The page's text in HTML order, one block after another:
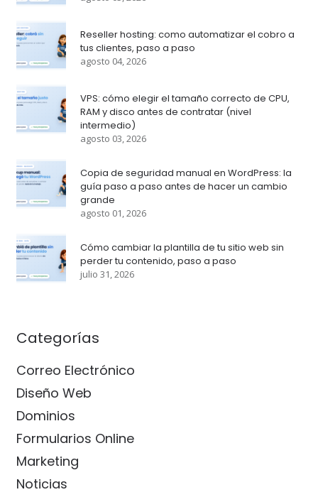
Reseller hosting: como automatizar el cobro a
tus clientes, paso a paso
agosto 04, 2026
VPS: cómo elegir el tamaño correcto de CPU,
RAM y disco antes de contratar (nivel
intermedio)
agosto 03, 2026
Copia de seguridad manual en WordPress: la
guía paso a paso antes de hacer un cambio
grande
agosto 01, 2026
Cómo cambiar la plantilla de tu sitio web sin
perder tu contenido, paso a paso
julio 31, 2026
Categorías
Correo Electrónico
Diseño Web
Dominios
Formularios Online
Marketing
Noticias